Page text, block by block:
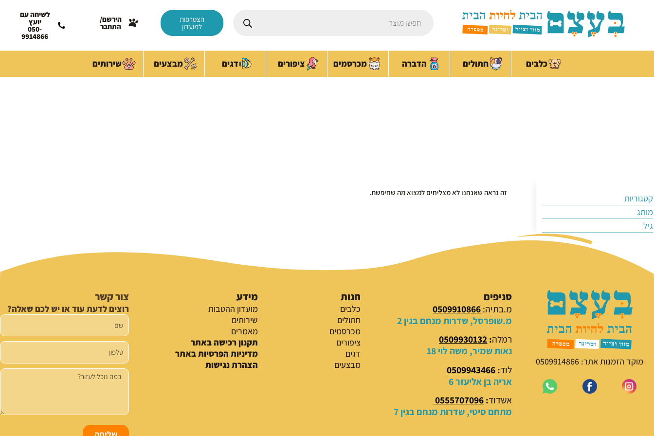
הצטרפות
למועדון
הירשם/
התחבר
לשיחה עם
יועץ
050-
9914866
כלבים חתולים הדברה מכרסמים ציפורים דגים מבצעים שירותים
קטגוריות
מותג
גיל
זה נראה שאנחנו לא מצליחים למצוא מה שחיפשת.
מוקד הזמנות אתר: 0509914866
סניפים
מ.בתיה:0509910866
מ.שופרסל, שדרות מנחם בגין 2
רמלה:
0509930132
נאות שמיר, משה לוי 18
לוד:
0509943466
אריה בן אליעזר 6
אשדוד:
0555707096
מתחם סיטי, שדרות מנחם בגין 7
חנות
כלבים
חתולים
מכרסמים
ציפורים
דגים
מבצעים
מידע
מועדון ההטבות
שירותים
מאמרים
תקנון רכישה באתר
מדיניות הפרטיות באתר
הצהרת נגישות
צור קשר
רוצים לדעת עוד או יש לכם שאלה?
שם
טלפון
הודעה